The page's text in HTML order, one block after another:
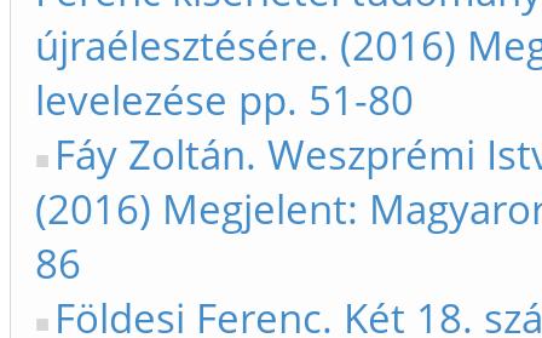
újraélesztésére. (2016)
levelezése pp. 51-80
Fáy Zoltán. Weszprémi
(2016) Megjelent:
86
Földesi Ferenc. Két 18.